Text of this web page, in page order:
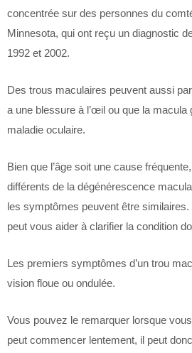
concentrée sur des personnes du
Minnesota, qui ont reçu un diagnostic
1992 et 2002.
Des trous maculaires peuvent aussi
a une blessure à l’œil ou que la macula
maladie oculaire.
Bien que l’âge soit une cause
différents de la dégénérescence
les symptômes peuvent être similaires.
peut vous aider à clarifier la condition
Les premiers symptômes d’un trou
vision floue ou ondulée.
Vous pouvez le remarquer lorsque
peut commencer lentement, il peut